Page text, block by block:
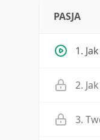
PASJA
1.
2.
3.